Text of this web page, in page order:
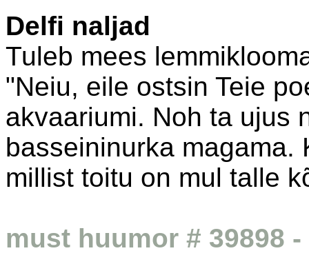
Delfi naljad
Tuleb mees
"Neiu, eile ostsin Teie
akvaariumi. Noh ta ujus
basseininurka magama.
millist toitu on mul talle
must huumor # 39898 -